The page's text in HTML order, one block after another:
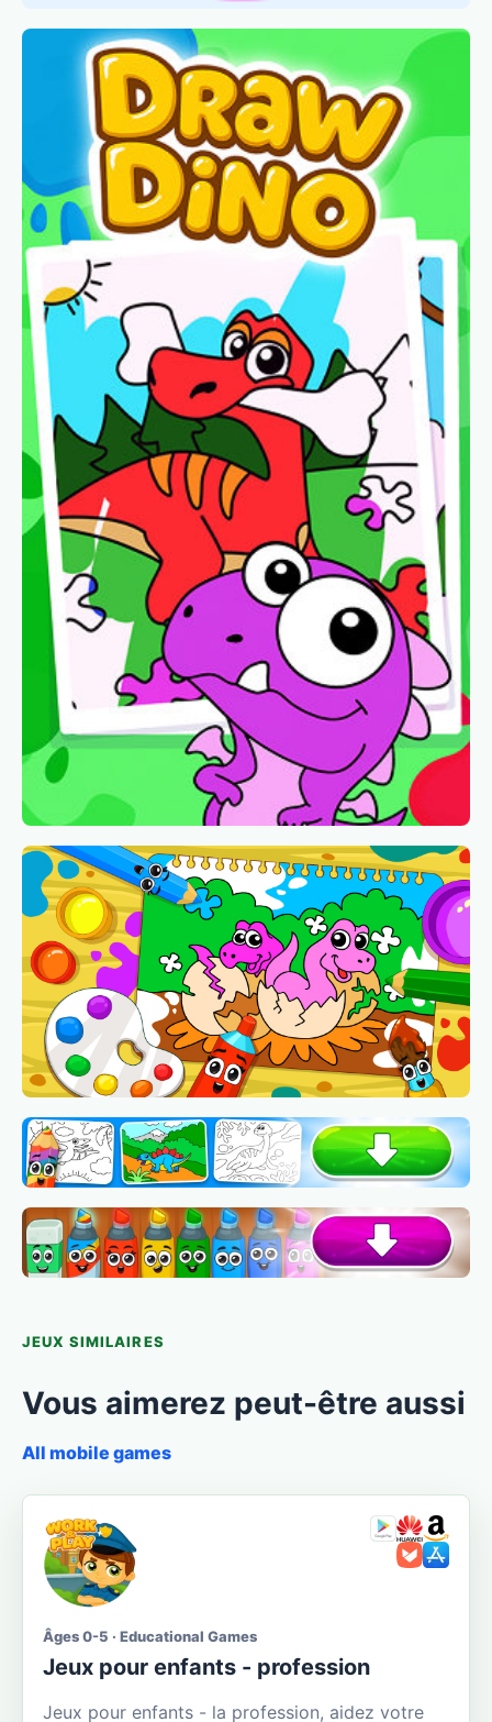
JEUX SIMILAIRES
Vous aimerez peut-être aussi
All mobile games
Âges 0-5 · Educational Games
Jeux pour enfants - profession
Jeux pour enfants - la profession, aidez votre